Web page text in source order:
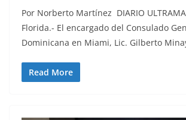
Por Norberto Martínez DIARIO
Florida.- El encargado del Consulado
Dominicana en Miami, Lic. Gilberto
Read More